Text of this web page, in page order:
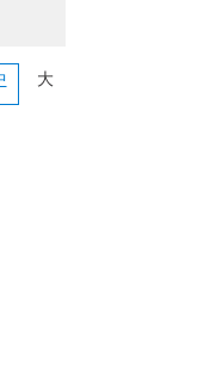
大